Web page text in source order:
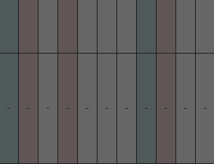
- - - - - - - - - - -